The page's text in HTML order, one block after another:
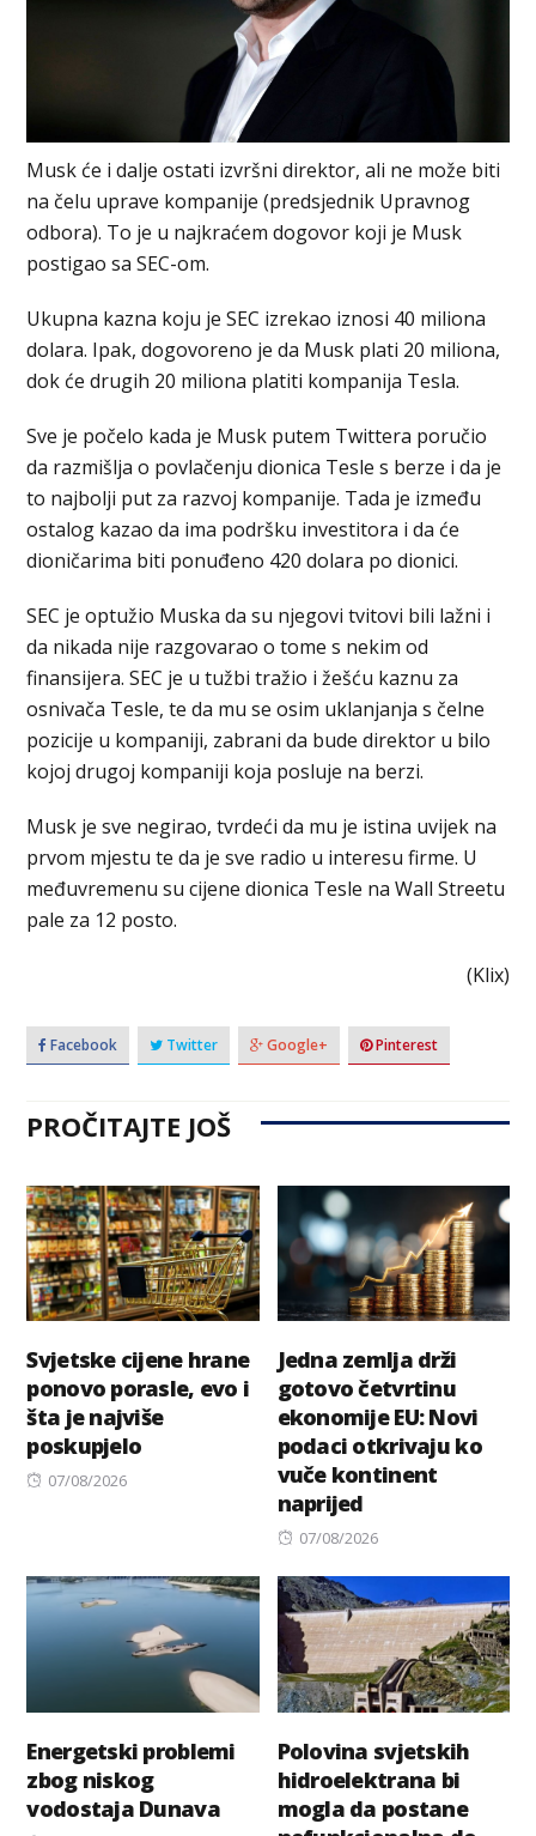
Musk će i dalje ostati izvršni direktor, ali ne može biti
na čelu uprave kompanije (predsjednik Upravnog
odbora). To je u najkraćem dogovor koji je Musk
postigao sa SEC-om.
Ukupna kazna koju je SEC izrekao iznosi 40 miliona
dolara. Ipak, dogovoreno je da Musk plati 20 miliona,
dok će drugih 20 miliona platiti kompanija Tesla.
Sve je počelo kada je Musk putem Twittera poručio
da razmišlja o povlačenju dionica Tesle s berze i da je
to najbolji put za razvoj kompanije. Tada je između
ostalog kazao da ima podršku investitora i da će
dioničarima biti ponuđeno 420 dolara po dionici.
SEC je optužio Muska da su njegovi tvitovi bili lažni i
da nikada nije razgovarao o tome s nekim od
finansijera. SEC je u tužbi tražio i žešću kaznu za
osnivača Tesle, te da mu se osim uklanjanja s čelne
pozicije u kompaniji, zabrani da bude direktor u bilo
kojoj drugoj kompaniji koja posluje na berzi.
Musk je sve negirao, tvrdeći da mu je istina uvijek na
prvom mjestu te da je sve radio u interesu firme. U
međuvremenu su cijene dionica Tesle na Wall Streetu
pale za 12 posto.
(Klix)
Facebook Twitter Google+ Pinterest
PROČITAJTE JOŠ
Svjetske cijene hrane
ponovo porasle, evo i
šta je najviše
poskupjelo
Posted
07/08/2026
Jedna zemlja drži
gotovo četvrtinu
ekonomije EU: Novi
podaci otkrivaju ko
vuče kontinent
naprijed
Posted
07/08/2026
Energetski problemi
zbog niskog
vodostaja Dunava
Polovina svjetskih
hidroelektrana bi
mogla da postane